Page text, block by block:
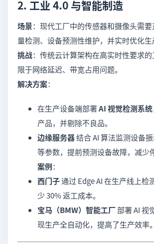
2. 工业 4.0 与智能制造
场景：现代工厂中的传感器和摄像头需
量检测、设备预测性维护，并实时优化生
挑战：传统云计算架构在高实时性要求
限于网络延迟、带宽占用问题。
解决方案：
在生产设备端部署AI 视觉检测系统
产品，并剔除不良品。
边缘服务器结合 AI 算法监测设备
等参数，提前预测设备故障，减少
案例：
西门子通过 Edge AI 在生产线上检
少 30% 返工成本。
宝马（BMW）智能工厂部署 AI 视
现生产全自动化，提高了生产效率。